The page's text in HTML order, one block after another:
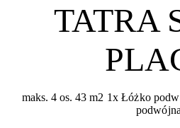
TATRA
maks. 4 os. 43 m2 1x Łóżko
podwójna